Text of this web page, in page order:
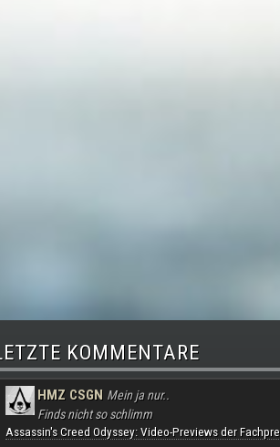
KOMMENTARE
HMZ CSGN Mein ja nur..
Finds nicht so schlimm
Assassin's Creed Odyssey: Video-Previews der